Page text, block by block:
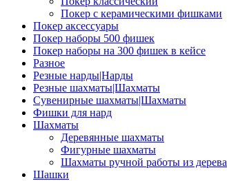
Покер с керамическими фишками
Покер аксессуары
Покер наборы 500 фишек
Покер наборы на 300 фишек в кейсе
Разное
Резные нарды|Нарды
Резные шахматы|Шахматы
Сувенирные шахматы|Шахматы
Фишки для нард
Шахматы
Деревянные шахматы
Фигурные шахматы
Шахматы ручной работы из дерева
Шашки